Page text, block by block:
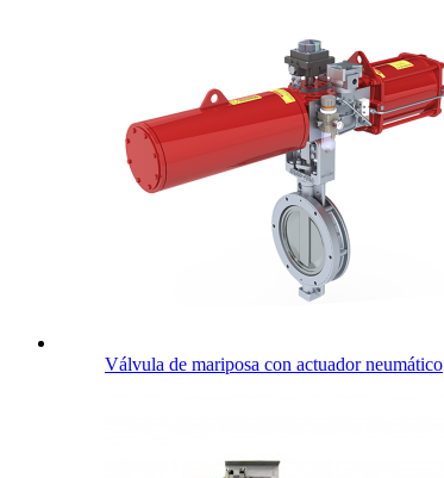
Válvula de mariposa con actuador neumático